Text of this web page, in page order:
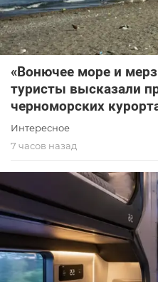
«Вонючее море и
туристы высказали
черноморских
Интересное
7 часов назад